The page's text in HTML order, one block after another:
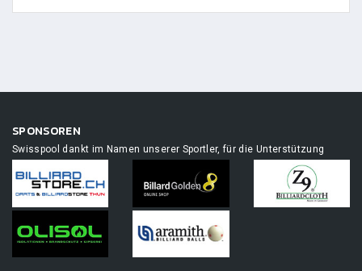
SPONSOREN
Swisspool dankt im Namen unserer Sportler, für die Unterstützung